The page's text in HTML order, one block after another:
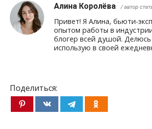
Алина Королёва / автор
Привет! Я Алина, бьюти-
опытом работы в
блогер всей душой.
использую в своей
Поделиться: